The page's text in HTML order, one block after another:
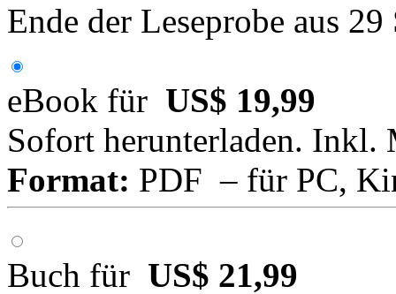
Ende der Leseprobe aus
eBook für US$ 19,99
Sofort herunterladen. Inkl.
Format: PDF – für PC,
Buch für US$ 21,99